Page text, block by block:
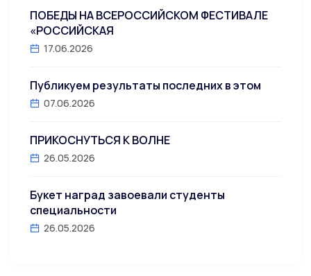
ПОБЕДЫ НА ВСЕРОССИЙСКОМ ФЕСТИВАЛЕ
«РОССИЙСКАЯ
17.06.2026
Публикуем результаты последних в этом
07.06.2026
ПРИКОСНУТЬСЯ К ВОЛНЕ
26.05.2026
Букет наград завоевали студенты
специальности
26.05.2026